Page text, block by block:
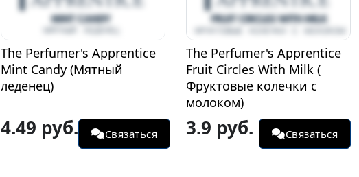
The Perfumer's Apprentice
Fruit Circles With Milk (
Фруктовые колечки с
3.9 руб. Связаться
The Perfumer's Apprentice
Frosted Donut (Морозный
пончик)
4.49 руб. Связаться